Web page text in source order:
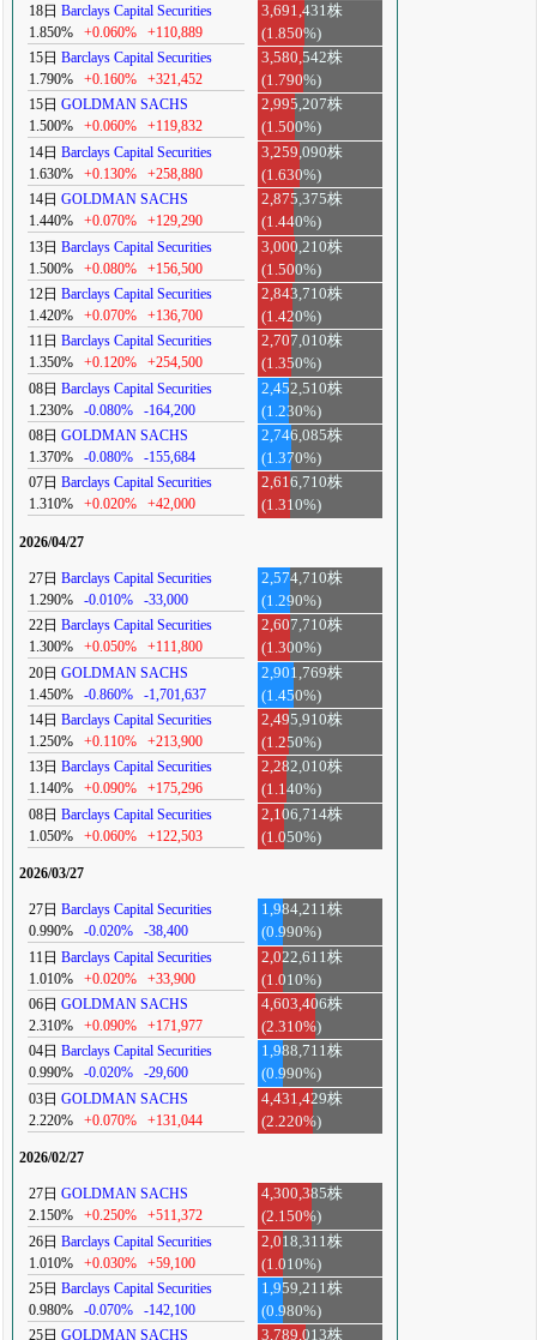
18日 Barclays Capital Securities
1.850%
+0.060% +110,889
3,691,431株
(1.850%)
15日 Barclays Capital Securities
1.790%
+0.160% +321,452
3,580,542株
(1.790%)
15日 GOLDMAN SACHS
1.500%
+0.060% +119,832
2,995,207株
(1.500%)
14日 Barclays Capital Securities
1.630%
+0.130% +258,880
3,259,090株
(1.630%)
14日 GOLDMAN SACHS
1.440%
+0.070% +129,290
2,875,375株
(1.440%)
13日 Barclays Capital Securities
1.500%
+0.080% +156,500
3,000,210株
(1.500%)
12日 Barclays Capital Securities
1.420%
+0.070% +136,700
2,843,710株
(1.420%)
11日 Barclays Capital Securities
1.350%
+0.120% +254,500
2,707,010株
(1.350%)
08日 Barclays Capital Securities
1.230%
-0.080% -164,200
2,452,510株
(1.230%)
08日 GOLDMAN SACHS
1.370%
-0.080% -155,684
2,746,085株
(1.370%)
07日 Barclays Capital Securities
1.310%
+0.020% +42,000
2,616,710株
(1.310%)
2026/04/27
27日 Barclays Capital Securities
1.290%
-0.010% -33,000
2,574,710株
(1.290%)
22日 Barclays Capital Securities
1.300%
+0.050% +111,800
2,607,710株
(1.300%)
20日 GOLDMAN SACHS
1.450%
-0.860% -1,701,637
2,901,769株
(1.450%)
14日 Barclays Capital Securities
1.250%
+0.110% +213,900
2,495,910株
(1.250%)
13日 Barclays Capital Securities
1.140%
+0.090% +175,296
2,282,010株
(1.140%)
08日 Barclays Capital Securities
1.050%
+0.060% +122,503
2,106,714株
(1.050%)
2026/03/27
27日 Barclays Capital Securities
0.990%
-0.020% -38,400
1,984,211株
(0.990%)
11日 Barclays Capital Securities
1.010%
+0.020% +33,900
2,022,611株
(1.010%)
06日 GOLDMAN SACHS
2.310%
+0.090% +171,977
4,603,406株
(2.310%)
04日 Barclays Capital Securities
0.990%
-0.020% -29,600
1,988,711株
(0.990%)
03日 GOLDMAN SACHS
2.220%
+0.070% +131,044
4,431,429株
(2.220%)
2026/02/27
27日 GOLDMAN SACHS
2.150%
+0.250% +511,372
4,300,385株
(2.150%)
26日 Barclays Capital Securities
1.010%
+0.030% +59,100
2,018,311株
(1.010%)
25日 Barclays Capital Securities
0.980%
-0.070% -142,100
1,959,211株
(0.980%)
25日 GOLDMAN SACHS 3,789,013株